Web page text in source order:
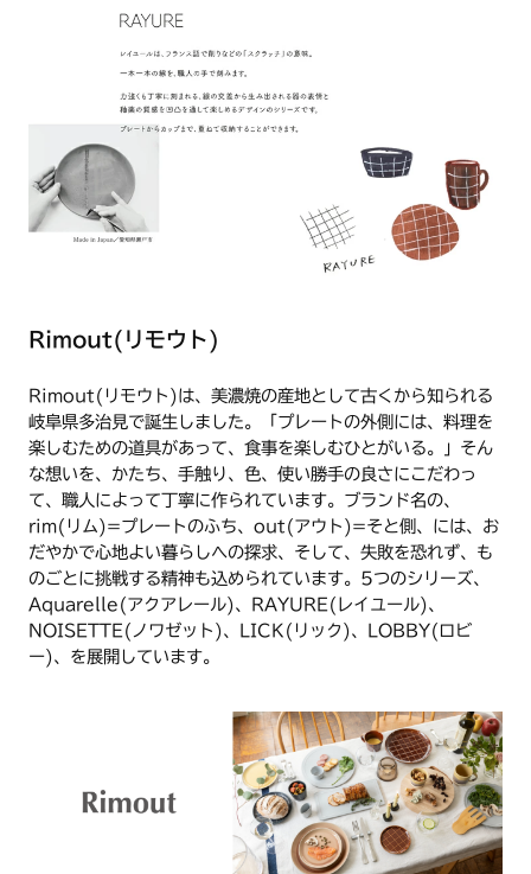
Rimout(リモウト)
Rimout(リモウト)は、美濃焼の産地として古くから知られる
岐阜県多治見で誕生しました。「プレートの外側には、料理を
楽しむための道具があって、食事を楽しむひとがいる。」そん
な想いを、かたち、手触り、色、使い勝手の良さにこだわっ
て、職人によって丁寧に作られています。ブランド名の、
rim(リム)=プレートのふち、out(アウト)=そと側、には、お
だやかで心地よい暮らしへの探求、そして、失敗を恐れず、も
のごとに挑戦する精神も込められています。5つのシリーズ、
Aquarelle(アクアレール)、RAYURE(レイユール)、
NOISETTE(ノワゼット)、LICK(リック)、LOBBY(ロビ
ー)、を展開しています。